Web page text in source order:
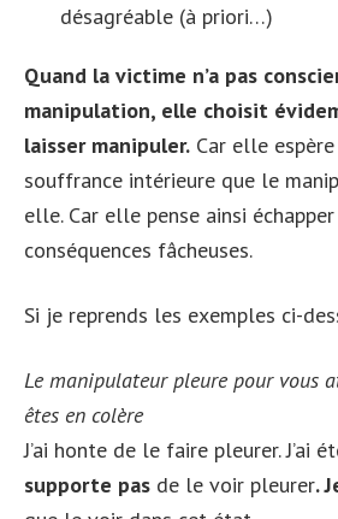
désagréable (à priori…)
Quand la victime n’a pas
manipulation, elle choisit
laisser manipuler. Car elle
souffrance intérieure que le
elle. Car elle pense ainsi
conséquences fâcheuses.
Si je reprends les exemples ci-
Le manipulateur pleure pour vous
êtes en colère
J’ai honte de le faire pleurer. J’ai
supporte pas de le voir pleurer.